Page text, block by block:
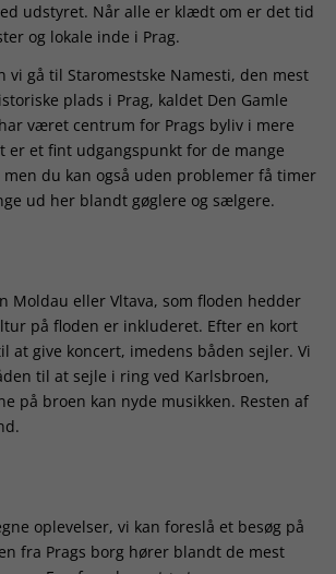
udstyret. Når alle er klædt om er det tid
og lokale inde i Prag.
vi gå til Staromestske Namesti, den mest
plads i Prag, kaldet Den Gamle
været centrum for Prags byliv i mere
er et fint udgangspunkt for de mange
du kan også uden problemer få timer
ud her blandt gøglere og sælgere.
Moldau eller Vltava, som floden hedder
på floden er inkluderet. Efter en kort
at give koncert, imedens båden sejler. Vi
til at sejle i ring ved Karlsbroen,
på broen kan nyde musikken. Resten af
oplevelser, vi kan foreslå et besøg på
fra Prags borg hører blandt de mest